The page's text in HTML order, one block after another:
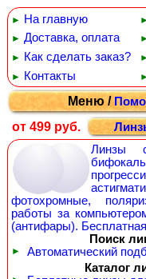
► На главную
► Доставка, оплата
► Как сделать заказ?
► Контакты
Меню /
от 499 руб.
Линзы
фотохромные,
работы за
(антифары).
Поиск
►
Автоматический
Каталог